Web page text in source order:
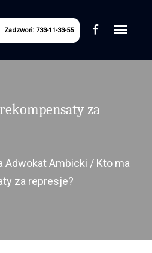
Zadzwoń: 733-11-33-55
za
Adwokat Ambicki / Kto ma
za represje?